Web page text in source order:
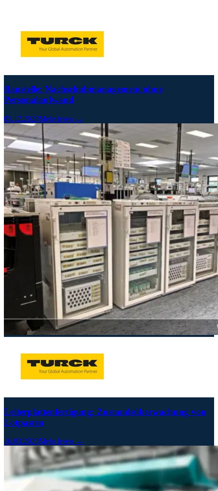
Baustelle: Nachschubmanagement ohne
Personalaufwand
05.12.2023Mehr lesen →
Leiterplattenfertigung: Zustandsüberwachung von
Lotpasten
16.03.2023Mehr lesen →